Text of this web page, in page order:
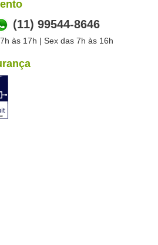
(11) 99544-8646
às 17h | Sex das 7h às 16h